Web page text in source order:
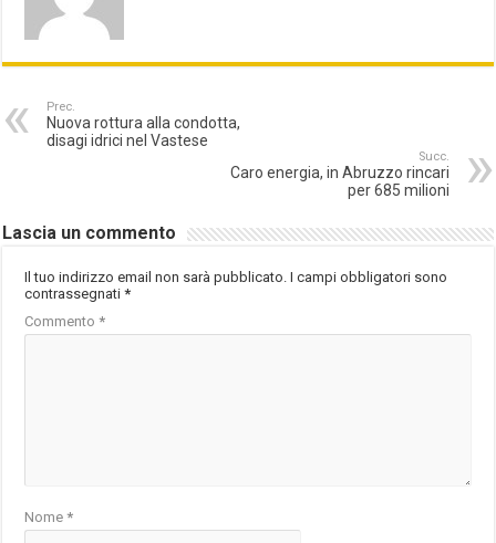
Prec.
Nuova rottura alla condotta,
disagi idrici nel Vastese
Succ.
Caro energia, in Abruzzo rincari
per 685 milioni
Lascia un commento
Il tuo indirizzo email non sarà pubblicato. I campi obbligatori sono
contrassegnati*
Commento*
Nome*